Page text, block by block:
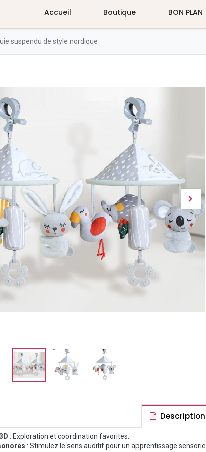
Accueil Boutique BON PLAN
suspendu de style nordique
Description
: Exploration et coordination favorites.
: Stimulez le sens auditif pour un apprentissage sensoriel.